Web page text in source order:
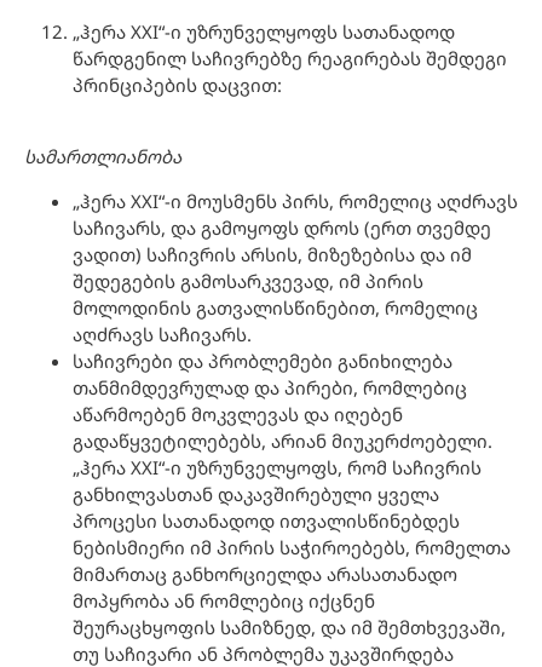
„ჰერა XXI“-ი უზრუნველყოფს სათანადოდ
წარდგენილ საჩივრებზე რეაგირებას შემდეგი
პრინციპების დაცვით:
სამართლიანობა
„ჰერა XXI“-ი მოუსმენს პირს, რომელიც აღძრავს
საჩივარს, და გამოყოფს დროს (ერთ თვემდე
ვადით) საჩივრის არსის, მიზეზებისა და იმ
შედეგების გამოსარკვევად, იმ პირის
მოლოდინის გათვალისწინებით, რომელიც
აღძრავს საჩივარს.
საჩივრები და პრობლემები განიხილება
თანმიმდევრულად და პირები, რომლებიც
აწარმოებენ მოკვლევას და იღებენ
გადაწყვეტილებებს, არიან მიუკერძოებელი.
„ჰერა XXI“-ი უზრუნველყოფს, რომ საჩივრის
განხილვასთან დაკავშირებული ყველა
პროცესი სათანადოდ ითვალისწინებდეს
ნებისმიერი იმ პირის საჭიროებებს, რომელთა
მიმართაც განხორციელდა არასათანადო
მოპყრობა ან რომლებიც იქცნენ
შეურაცხყოფის სამიზნედ, და იმ შემთხვევაში,
თუ საჩივარი ან პრობლემა უკავშირდება